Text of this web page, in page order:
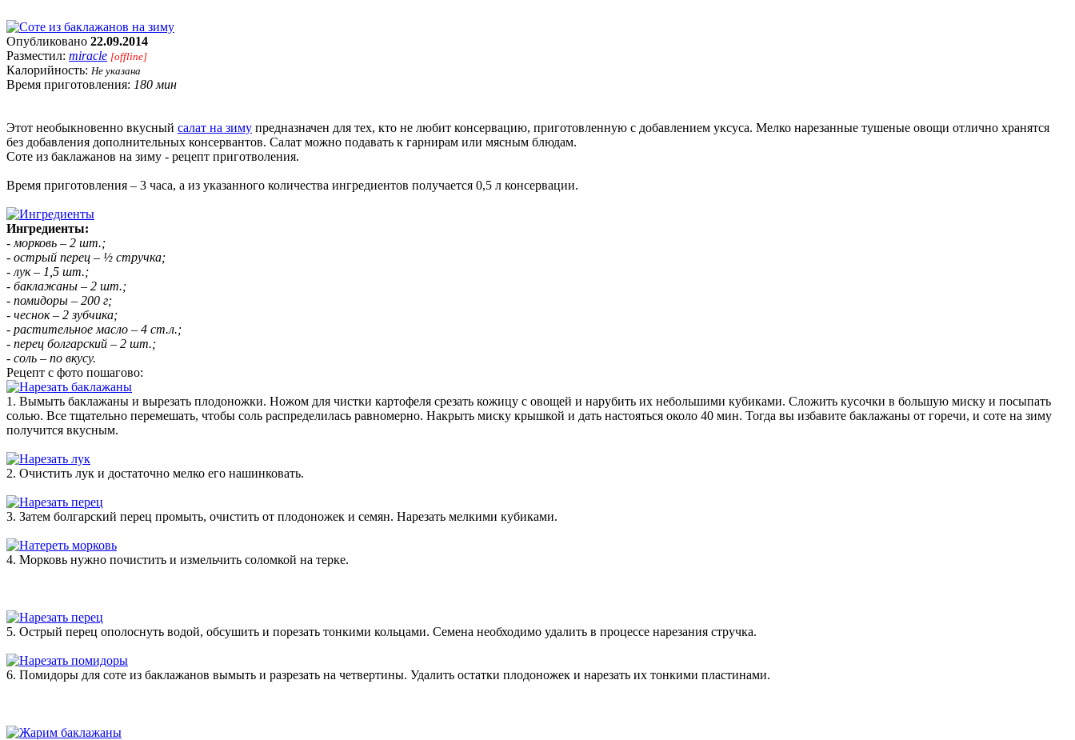
Опубликовано 22.09.2014
Разместил: miracle [offline]
Калорийность: Не указана
Время приготовления: 180 мин
Этот необыкновенно вкусный салат на зиму предназначен для тех, кто не любит консервацию, приготовленную с добавлением уксуса. Мелко нарезанные тушеные овощи отлично хранятся
без добавления дополнительных консервантов. Салат можно подавать к гарнирам или мясным блюдам.
Соте из баклажанов на зиму - рецепт приготволения.
Время приготовления – 3 часа, а из указанного количества ингредиентов получается 0,5 л консервации.
Ингредиенты:
- морковь – 2 шт.;
- острый перец – ½ стручка;
- лук – 1,5 шт.;
- баклажаны – 2 шт.;
- помидоры – 200 г;
- чеснок – 2 зубчика;
- растительное масло – 4 ст.л.;
- перец болгарский – 2 шт.;
- соль – по вкусу.
Рецепт с фото пошагово:
1. Вымыть баклажаны и вырезать плодоножки. Ножом для чистки картофеля срезать кожицу с овощей и нарубить их небольшими кубиками. Сложить кусочки в большую миску и посыпать
солью. Все тщательно перемешать, чтобы соль распределилась равномерно. Накрыть миску крышкой и дать настояться около 40 мин. Тогда вы избавите баклажаны от горечи, и соте на зиму
получится вкусным.
2. Очистить лук и достаточно мелко его нашинковать.
3. Затем болгарский перец промыть, очистить от плодоножек и семян. Нарезать мелкими кубиками.
4. Морковь нужно почистить и измельчить соломкой на терке.
5. Острый перец ополоснуть водой, обсушить и порезать тонкими кольцами. Семена необходимо удалить в процессе нарезания стручка.
6. Помидоры для соте из баклажанов вымыть и разрезать на четвертины. Удалить остатки плодоножек и нарезать их тонкими пластинами.